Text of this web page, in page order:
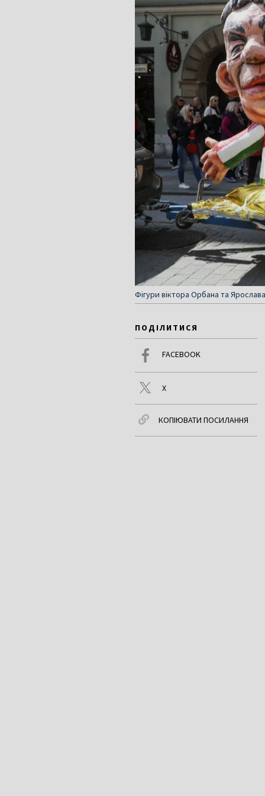
Фігури віктора Орбана та
ПОДІЛИТИСЯ
FACEBOOK
X
КОПІЮВАТИ ПОСИЛАННЯ